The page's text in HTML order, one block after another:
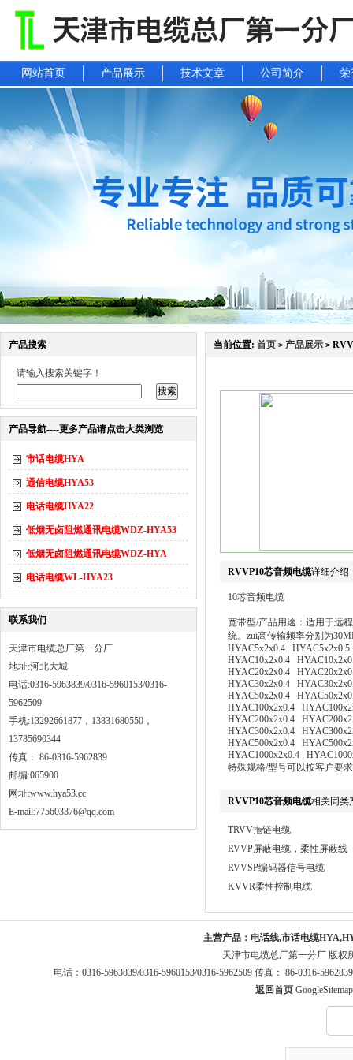
网站首页 产品展示 技术文章 公司简介 荣
产品搜索
请输入搜索关键字！
产品导航----更多产品请点击大类浏览
市话电缆HYA
通信电缆HYA53
电话电缆HYA22
低烟无卤阻燃通讯电缆WDZ-HYA53
低烟无卤阻燃通讯电缆WDZ-HYA
电话电缆WL-HYA23
联系我们
天津市电缆总厂第一分厂
地址:河北大城
电话:0316-5963839/0316-5960153/0316-
5962509
手机:13292661877，13831680550，
13785690344
传真： 86-0316-5962839
邮编:065900
网址:www.hya53.cc
E-mail:775603376@qq.com
当前位置: 首页 > 产品展示 >
RVVP10芯音频电缆详细介绍
10芯音频电缆
宽带型/产品用途：适用于远
统。zui高传输频率分别为
HYAC5x2x0.4 HYAC5x2x0.5
HYAC10x2x0.4
HYAC20x2x0.4
HYAC30x2x0.4
HYAC50x2x0.4
HYAC100x2x0.4
HYAC200x2x0.4
HYAC300x2x0.4
HYAC500x2x0.4
HYAC1000x2x0.4
特殊规格/型号可以按客户要
RVVP10芯音频电缆相关同类
TRVV拖链电缆
RVVP屏蔽电缆，柔性屏蔽线
RVVSP编码器信号电缆
KVVR柔性控制电缆
主营产品： 电话线,市话电缆
天津市电缆总厂第一分厂 版权
电话：0316-5963839/0316-5960153/0316-5962509 传真： 86-0316-
返回首页 GoogleSitemap